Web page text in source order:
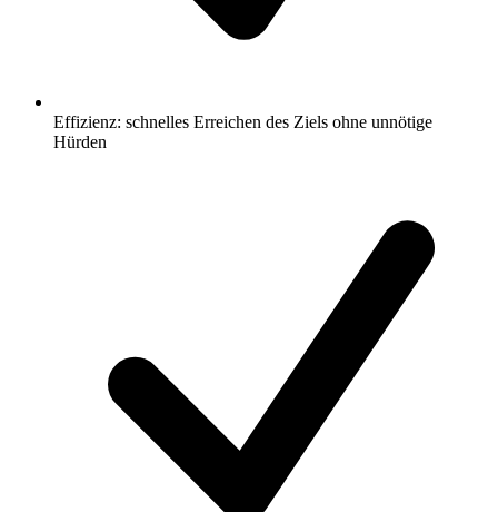
Effizienz: schnelles Erreichen des Ziels ohne unnötige
Hürden